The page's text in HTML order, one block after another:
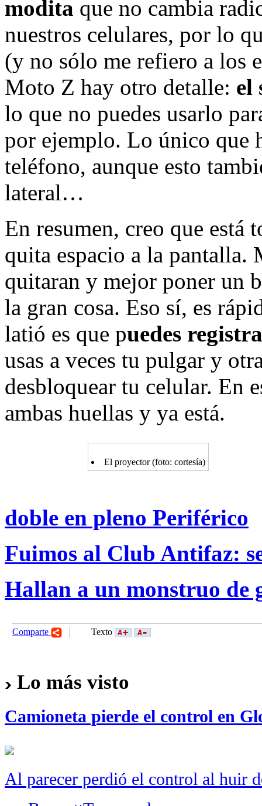
modita que no cambia
nuestros celulares, por lo
(y no sólo me refiero a los
Moto Z hay otro detalle: el
lo que no puedes usarlo
por ejemplo. Lo único que
teléfono, aunque esto
lateral…
En resumen, creo que está
quita espacio a la pantalla.
quitaran y mejor poner un
la gran cosa. Eso sí, es
latió es que puedes
usas a veces tu pulgar y
desbloquear tu celular. En
ambas huellas y ya está.
El proyector (foto: cortesía)
doble en pleno Periférico
Fuimos al Club Antifaz:
Hallan a un monstruo de
Comparte Texto
Lo más visto
Camioneta pierde el control en
Al parecer perdió el control al huir